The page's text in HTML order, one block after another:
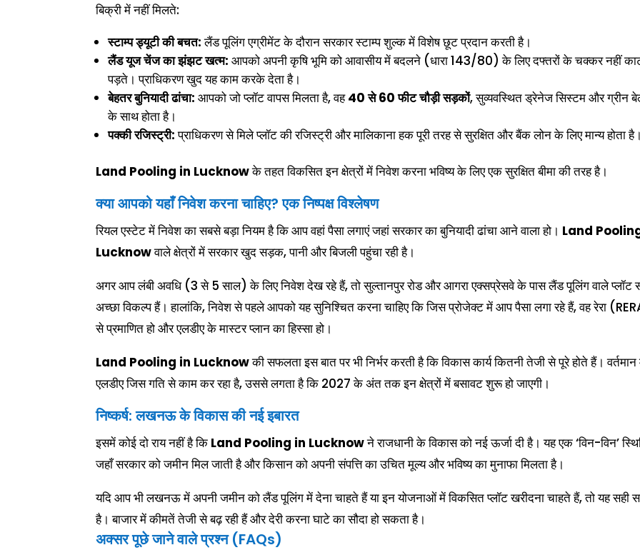
बिक्री में नहीं मिलते:
स्टाम्प ड्यूटी की बचत:लैंड पूलिंग एग्रीमेंट के दौरान सरकार स्टाम्प शुल्क में विशेष छूट प्रदान करती है।
लैंड यूज चेंज का झंझट खत्म: आपको अपनी कृषि भूमि को आवासीय में बदलने (धारा 143/80) के लिए दफ्तरों के चक्कर नहीं
पड़ते। प्राधिकरण खुद यह काम करके देता है।
बेहतर बुनियादी ढांचा: आपको जो प्लॉट वापस मिलता है, वह40 से 60 फीट चौड़ी सड़कों, सुव्यवस्थित ड्रेनेज सिस्टम और ग्रीन
के साथ होता है।
पक्की रजिस्ट्री:प्राधिकरण से मिले प्लॉट की रजिस्ट्री और मालिकाना हक पूरी तरह से सुरक्षित और बैंक लोन के लिए मान्य होता है।
Land Pooling in Lucknowके तहत विकसित इन क्षेत्रों में निवेश करना भविष्य के लिए एक सुरक्षित बीमा की तरह है।
क्या आपको यहाँ निवेश करना चाहिए? एक निष्पक्ष विश्लेषण
रियल एस्टेट में निवेश का सबसे बड़ा नियम है कि आप वहां पैसा लगाएं जहां सरकार का बुनियादी ढांचा आने वाला हो। Land
Lucknowवाले क्षेत्रों में सरकार खुद सड़क, पानी और बिजली पहुंचा रही है।
अगर आप लंबी अवधि (3 से 5 साल) के लिए निवेश देख रहे हैं, तो सुल्तानपुर रोड और आगरा एक्सप्रेसवे के पास लैंड पूलिंग वाले प्लॉट
अच्छा विकल्प हैं। हालांकि, निवेश से पहले आपको यह सुनिश्चित करना चाहिए कि जिस प्रोजेक्ट में आप पैसा लगा रहे हैं, वह रेरा
से प्रमाणित हो और एलडीए के मास्टर प्लान का हिस्सा हो।
Land Pooling in Lucknowकी सफलता इस बात पर भी निर्भर करती है कि विकास कार्य कितनी तेजी से पूरे होते हैं।
एलडीए जिस गति से काम कर रहा है, उससे लगता है कि 2027 के अंत तक इन क्षेत्रों में बसावट शुरू हो जाएगी।
निष्कर्ष: लखनऊ के विकास की नई इबारत
इसमें कोई दो राय नहीं है कि Land Pooling in Lucknowने राजधानी के विकास को नई ऊर्जा दी है। यह एक ‘विन-विन’
जहाँ सरकार को जमीन मिल जाती है और किसान को अपनी संपत्ति का उचित मूल्य और भविष्य का मुनाफा मिलता है।
यदि आप भी लखनऊ में अपनी जमीन को लैंड पूलिंग में देना चाहते हैं या इन योजनाओं में विकसित प्लॉट खरीदना चाहते हैं, तो यह सही
है। बाजार में कीमतें तेजी से बढ़ रही हैं और देरी करना घाटे का सौदा हो सकता है।
अक्सर पूछे जाने वाले प्रश्न (FAQs)